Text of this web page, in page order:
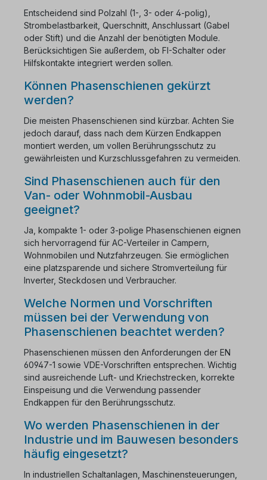
Entscheidend sind Polzahl (1-, 3- oder 4-polig),
Strombelastbarkeit, Querschnitt, Anschlussart (Gabel
oder Stift) und die Anzahl der benötigten Module.
Berücksichtigen Sie außerdem, ob FI-Schalter oder
Hilfskontakte integriert werden sollen.
Können Phasenschienen gekürzt
werden?
Die meisten Phasenschienen sind kürzbar. Achten Sie
jedoch darauf, dass nach dem Kürzen Endkappen
montiert werden, um vollen Berührungsschutz zu
gewährleisten und Kurzschlussgefahren zu vermeiden.
Sind Phasenschienen auch für den
Van- oder Wohnmobil-Ausbau
geeignet?
Ja, kompakte 1- oder 3-polige Phasenschienen eignen
sich hervorragend für AC-Verteiler in Campern,
Wohnmobilen und Nutzfahrzeugen. Sie ermöglichen
eine platzsparende und sichere Stromverteilung für
Inverter, Steckdosen und Verbraucher.
Welche Normen und Vorschriften
müssen bei der Verwendung von
Phasenschienen beachtet werden?
Phasenschienen müssen den Anforderungen der EN
60947-1 sowie VDE-Vorschriften entsprechen. Wichtig
sind ausreichende Luft- und Kriechstrecken, korrekte
Einspeisung und die Verwendung passender
Endkappen für den Berührungsschutz.
Wo werden Phasenschienen in der
Industrie und im Bauwesen besonders
häufig eingesetzt?
In industriellen Schaltanlagen, Maschinensteuerungen,